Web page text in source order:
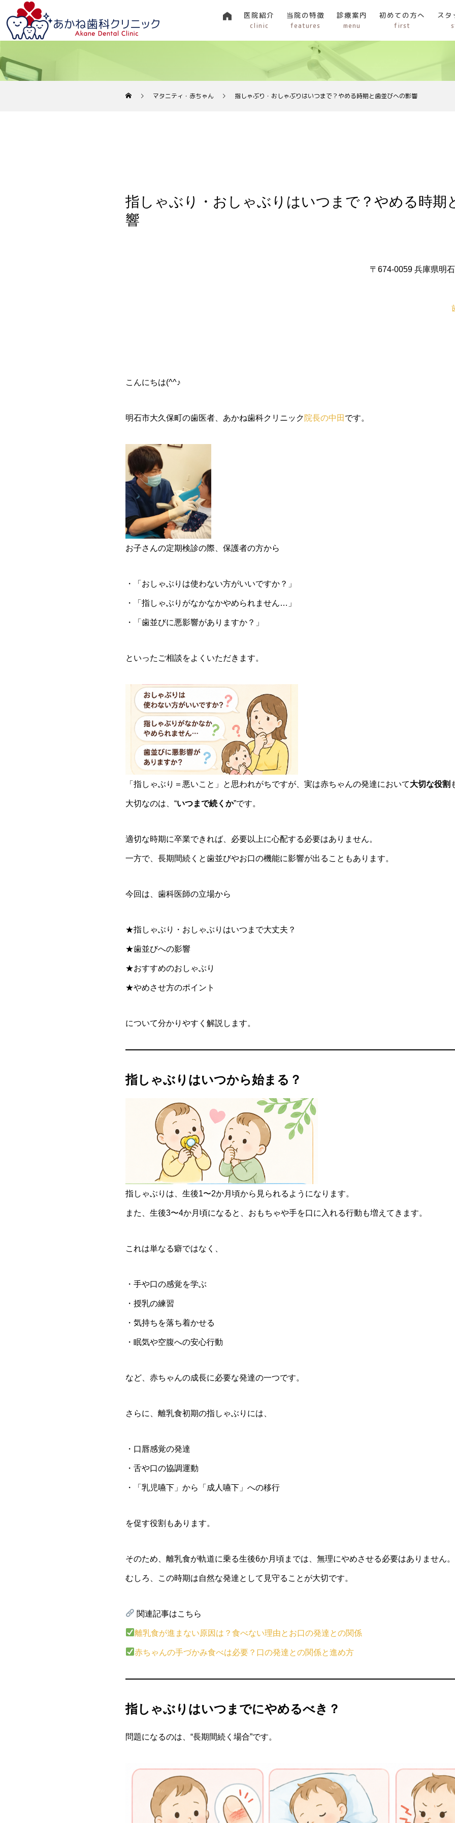
医院紹介
clinic
当院の特徴
features
診療案内
menu
初めての方へ
first
スタ
マタニティ・赤ちゃん 指しゃぶり・おしゃぶりはいつまで？やめる時期と歯並びへの影響
指しゃぶり・おしゃぶりはいつまで？やめる時期
響
〒674-0059 兵庫県明
こんにちは(^^♪
明石市大久保町の歯医者、あかね歯科クリニック 院長の中田 です。
お子さんの定期検診の際、保護者の方から
・「おしゃぶりは使わない方がいいですか？」
・「指しゃぶりがなかなかやめられません…」
・「歯並びに悪影響がありますか？」
といったご相談をよくいただきます。
「指しゃぶり＝悪いこと」と思われがちですが、実は赤ちゃんの発達において大切な役割
大切なのは、“いつまで続くか”です。
適切な時期に卒業できれば、必要以上に心配する必要はありません。
一方で、長期間続くと歯並びやお口の機能に影響が出ることもあります。
今回は、歯科医師の立場から
★指しゃぶり・おしゃぶりはいつまで大丈夫？
★歯並びへの影響
★おすすめのおしゃぶり
★やめさせ方のポイント
について分かりやすく解説します。
指しゃぶりはいつから始まる？
指しゃぶりは、生後1〜2か月頃から見られるようになります。
また、生後3〜4か月頃になると、おもちゃや手を口に入れる行動も増えてきます。
これは単なる癖ではなく、
・手や口の感覚を学ぶ
・授乳の練習
・気持ちを落ち着かせる
・眠気や空腹への安心行動
など、赤ちゃんの成長に必要な発達の一つです。
さらに、離乳食初期の指しゃぶりには、
・口唇感覚の発達
・舌や口の協調運動
・「乳児嚥下」から「成人嚥下」への移行
を促す役割もあります。
そのため、離乳食が軌道に乗る生後6か月頃までは、無理にやめさせる必要はありません。
むしろ、この時期は自然な発達として見守ることが大切です。
関連記事はこちら
離乳食が進まない原因は？食べない理由とお口の発達との関係
赤ちゃんの手づかみ食べは必要？口の発達との関係と進め方
指しゃぶりはいつまでにやめるべき？
問題になるのは、“長期間続く場合”です。